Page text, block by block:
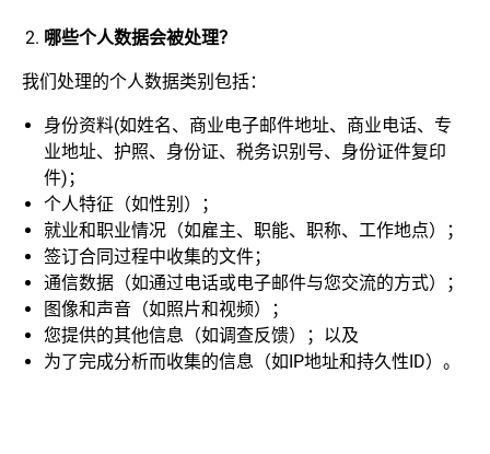
哪些个人数据会被处理？
我们处理的个人数据类别包括：
身份资料(如姓名、商业电子邮件地址、商业电话、专
业地址、护照、身份证、税务识别号、身份证件复印
件)；
个人特征（如性别）；
就业和职业情况（如雇主、职能、职称、工作地点）；
签订合同过程中收集的文件；
通信数据（如通过电话或电子邮件与您交流的方式）；
图像和声音（如照片和视频）；
您提供的其他信息（如调查反馈）；以及
为了完成分析而收集的信息（如IP地址和持久性ID）。